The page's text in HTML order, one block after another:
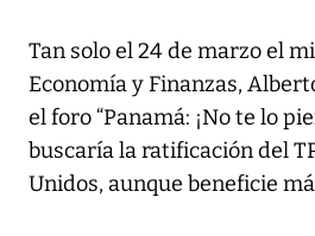
Tan solo el 24 de marzo el
Economía y Finanzas,
el foro “Panamá: ¡No te lo
buscaría la ratificación del
Unidos, aunque beneficie